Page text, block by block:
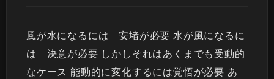
風が水になるには 安堵が必要 水が風になるに
は 決意が必要 しかしそれはあくまでも受動的
なケース 能動的に変化するには覚悟が必要 あ